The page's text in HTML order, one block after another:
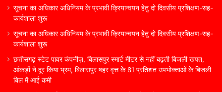
सूचना का अधिकार अधिनियम के प्रभावी क्रियान्वयन हेतु दो दिवसीय प्रशिक्षण-सह-
कार्यशाला शुरू
सूचना का अधिकार अधिनियम के प्रभावी क्रियान्वयन हेतु दो दिवसीय प्रशिक्षण-सह-
कार्यशाला शुरू
छत्तीसगढ़ स्टेट पावर कंपनीज़, बिलासपुर स्मार्ट मीटर से नहीं बढ़ती बिजली खपत,
आंकड़ों ने दूर किया भ्रम, बिलासपुर षहर वृत्त केे 81 प्रतिशत उपभोक्ताओं के बिजली
बिल में आई कमी